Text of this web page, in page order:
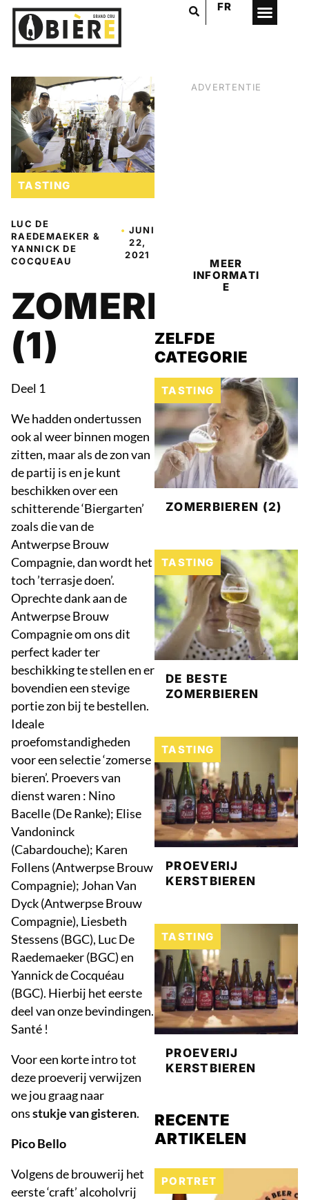
FR
TASTING
LUC DE
RAEDEMAEKER &
YANNICK DE
COCQUEAU
• JUNI
22,
2021
ZOMERBIEREN
(1)
Deel 1
We hadden ondertussen
ook al weer binnen mogen
zitten, maar als de zon van
de partij is en je kunt
beschikken over een
schitterende ‘Biergarten’
zoals die van de
Antwerpse Brouw
Compagnie, dan wordt het
toch ’terrasje doen’.
Oprechte dank aan de
Antwerpse Brouw
Compagnie om ons dit
perfect kader ter
beschikking te stellen en er
bovendien een stevige
portie zon bij te bestellen.
Ideale
proefomstandigheden
voor een selectie ‘zomerse
bieren’. Proevers van
dienst waren : Nino
Bacelle (De Ranke); Elise
Vandoninck
(Cabardouche); Karen
Follens (Antwerpse Brouw
Compagnie); Johan Van
Dyck (Antwerpse Brouw
Compagnie), Liesbeth
Stessens (BGC), Luc De
Raedemaeker (BGC) en
Yannick de Cocquéau
(BGC). Hierbij het eerste
deel van onze bevindingen.
Santé !
Voor een korte intro tot
deze proeverij verwijzen
we jou graag naar
onsstukje van gisteren.
Pico Bello
Volgens de brouwerij het
eerste ‘craft’ alcoholvrij
ADVERTENTIE
MEER
INFORMATI
E
ZELFDE
CATEGORIE
TASTING
ZOMERBIEREN (2)
TASTING
DE BESTE
ZOMERBIEREN
TASTING
PROEVERIJ
KERSTBIEREN
TASTING
PROEVERIJ
KERSTBIEREN
RECENTE
ARTIKELEN
PORTRET